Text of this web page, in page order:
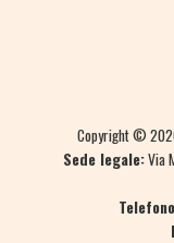
Copyright ©
Sede legale:Via